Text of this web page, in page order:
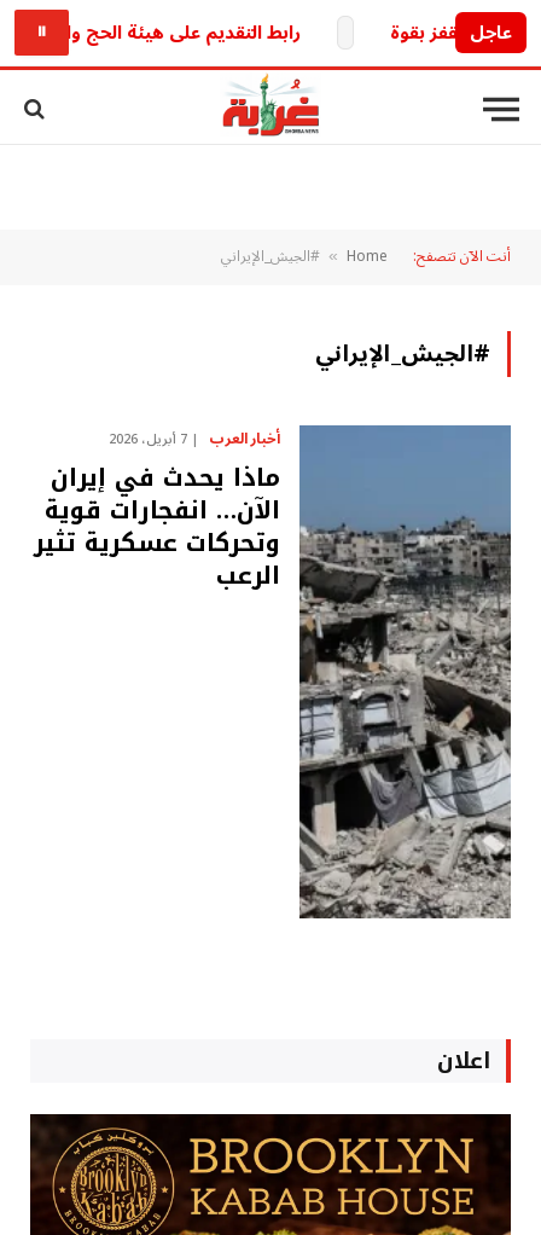
عاجل رابط التقديم على هيئة الحج والعمرة العراقية 2027.. خطوات التسجيل والشروط والخدمات
⏸
أنت الآن تتصفح: Home
» #الجيش_الإيراني
#الجيش_الإيراني
أخبار العرب 7 أبريل، 2026
ماذا يحدث في إيران
الآن… انفجارات قوية
وتحركات عسكرية تثير
الرعب
اعلان